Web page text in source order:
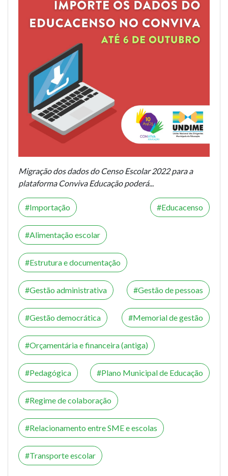
Migração dos dados do Censo Escolar 2022 para a
plataforma Conviva Educação poderá...
Importação Educacenso
Alimentação escolar
Estrutura e documentação
Gestão administrativa Gestão de pessoas
Gestão democrática Memorial de gestão
Orçamentária e financeira (antiga)
Pedagógica Plano Municipal de Educação
Regime de colaboração
Relacionamento entre SME e escolas
Transporte escolar